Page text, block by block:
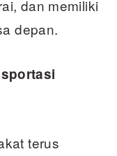
dan memiliki
depan.
terus